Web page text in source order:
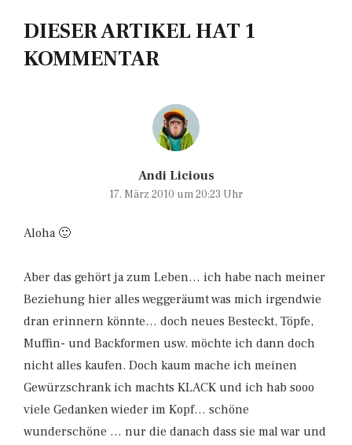
DIESER ARTIKEL HAT 1
KOMMENTAR
Andi Licious
17. März 2010 um 20:23 Uhr
Aloha 🙂
Aber das gehört ja zum Leben… ich habe nach meiner
Beziehung hier alles weggeräumt was mich irgendwie
dran erinnern könnte… doch neues Besteckt, Töpfe,
Muffin- und Backformen usw. möchte ich dann doch
nicht alles kaufen. Doch kaum mache ich meinen
Gewürzschrank ich machts KLACK und ich hab sooo
viele Gedanken wieder im Kopf… schöne
wunderschöne … nur die danach dass sie mal war und